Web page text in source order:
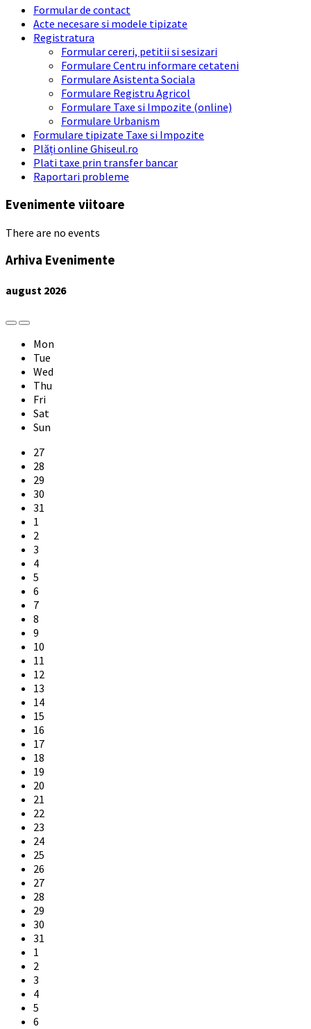
Formular de contact
Acte necesare si modele tipizate
Registratura
Formular cereri, petitii si sesizari
Formulare Centru informare cetateni
Formulare Asistenta Sociala
Formulare Registru Agricol
Formulare Taxe si Impozite (online)
Formulare Urbanism
Formulare tipizate Taxe si Impozite
Plăți online Ghiseul.ro
Plati taxe prin transfer bancar
Raportari probleme
Evenimente viitoare
There are no events
Arhiva Evenimente
august 2026
Previous
Month
Next
Month
Mon
Tue
Wed
Thu
Fri
Sat
Sun
Skip
calendar
days
27
28
29
30
31
1
2
3
4
5
6
7
8
9
10
11
12
13
14
15
16
17
18
19
20
21
22
23
24
25
26
27
28
29
30
31
1
2
3
4
5
6